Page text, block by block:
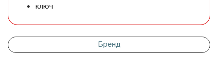
ключ
Бренд